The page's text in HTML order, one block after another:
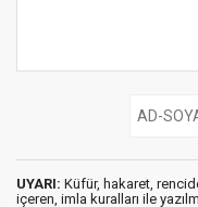
UYARI: Küfür, hakaret,
içeren, imla kuralları ile